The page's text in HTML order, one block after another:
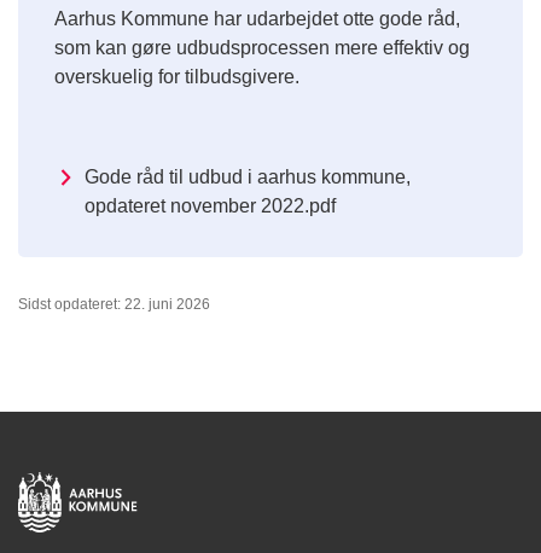
Aarhus Kommune har udarbejdet otte gode råd,
som kan gøre udbudsprocessen mere effektiv og
overskuelig for tilbudsgivere.
Gode råd til udbud i aarhus kommune,
opdateret november 2022.pdf
Sidst opdateret: 22. juni 2026